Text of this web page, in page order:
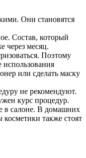
Они становятся
Состав, который
через месяц.
Поэтому
или сделать маску
не рекомендуют.
курс процедур.
в салоне. В домашних
также стоят